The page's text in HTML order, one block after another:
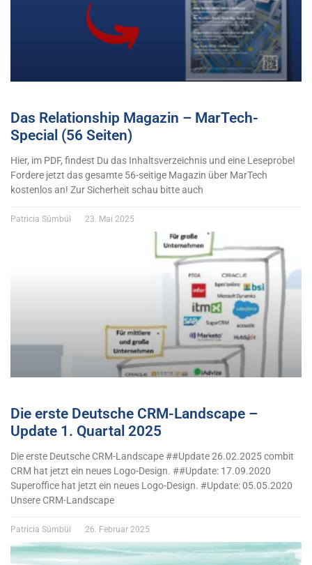
Das Relationship Magazin – MarTech-
Special (56 Seiten)
Hier, im PDF, findest Du das Inhaltsverzeichnis und eine Leseprobe!
Fordere jetzt das gesamte 56-seitige Magazin über MarTech
kostenlos an! Zur Sicherheit schau bitte auch
Patricia Sümbül 23. Mai 2025
Die erste Deutsche CRM-Landscape –
Update 1. Quartal 2025
Die erste Deutsche CRM-Landscape ##Update 26.02.2025 combit
CRM hat jetzt ein neues Logo-Design. ##Update: 17.09.2020
Superoffice hat jetzt ein neues Logo-Design. #Update: 05.05.2020
Unsere CRM-Landscape
Patricia Sümbül 26. Februar 2025